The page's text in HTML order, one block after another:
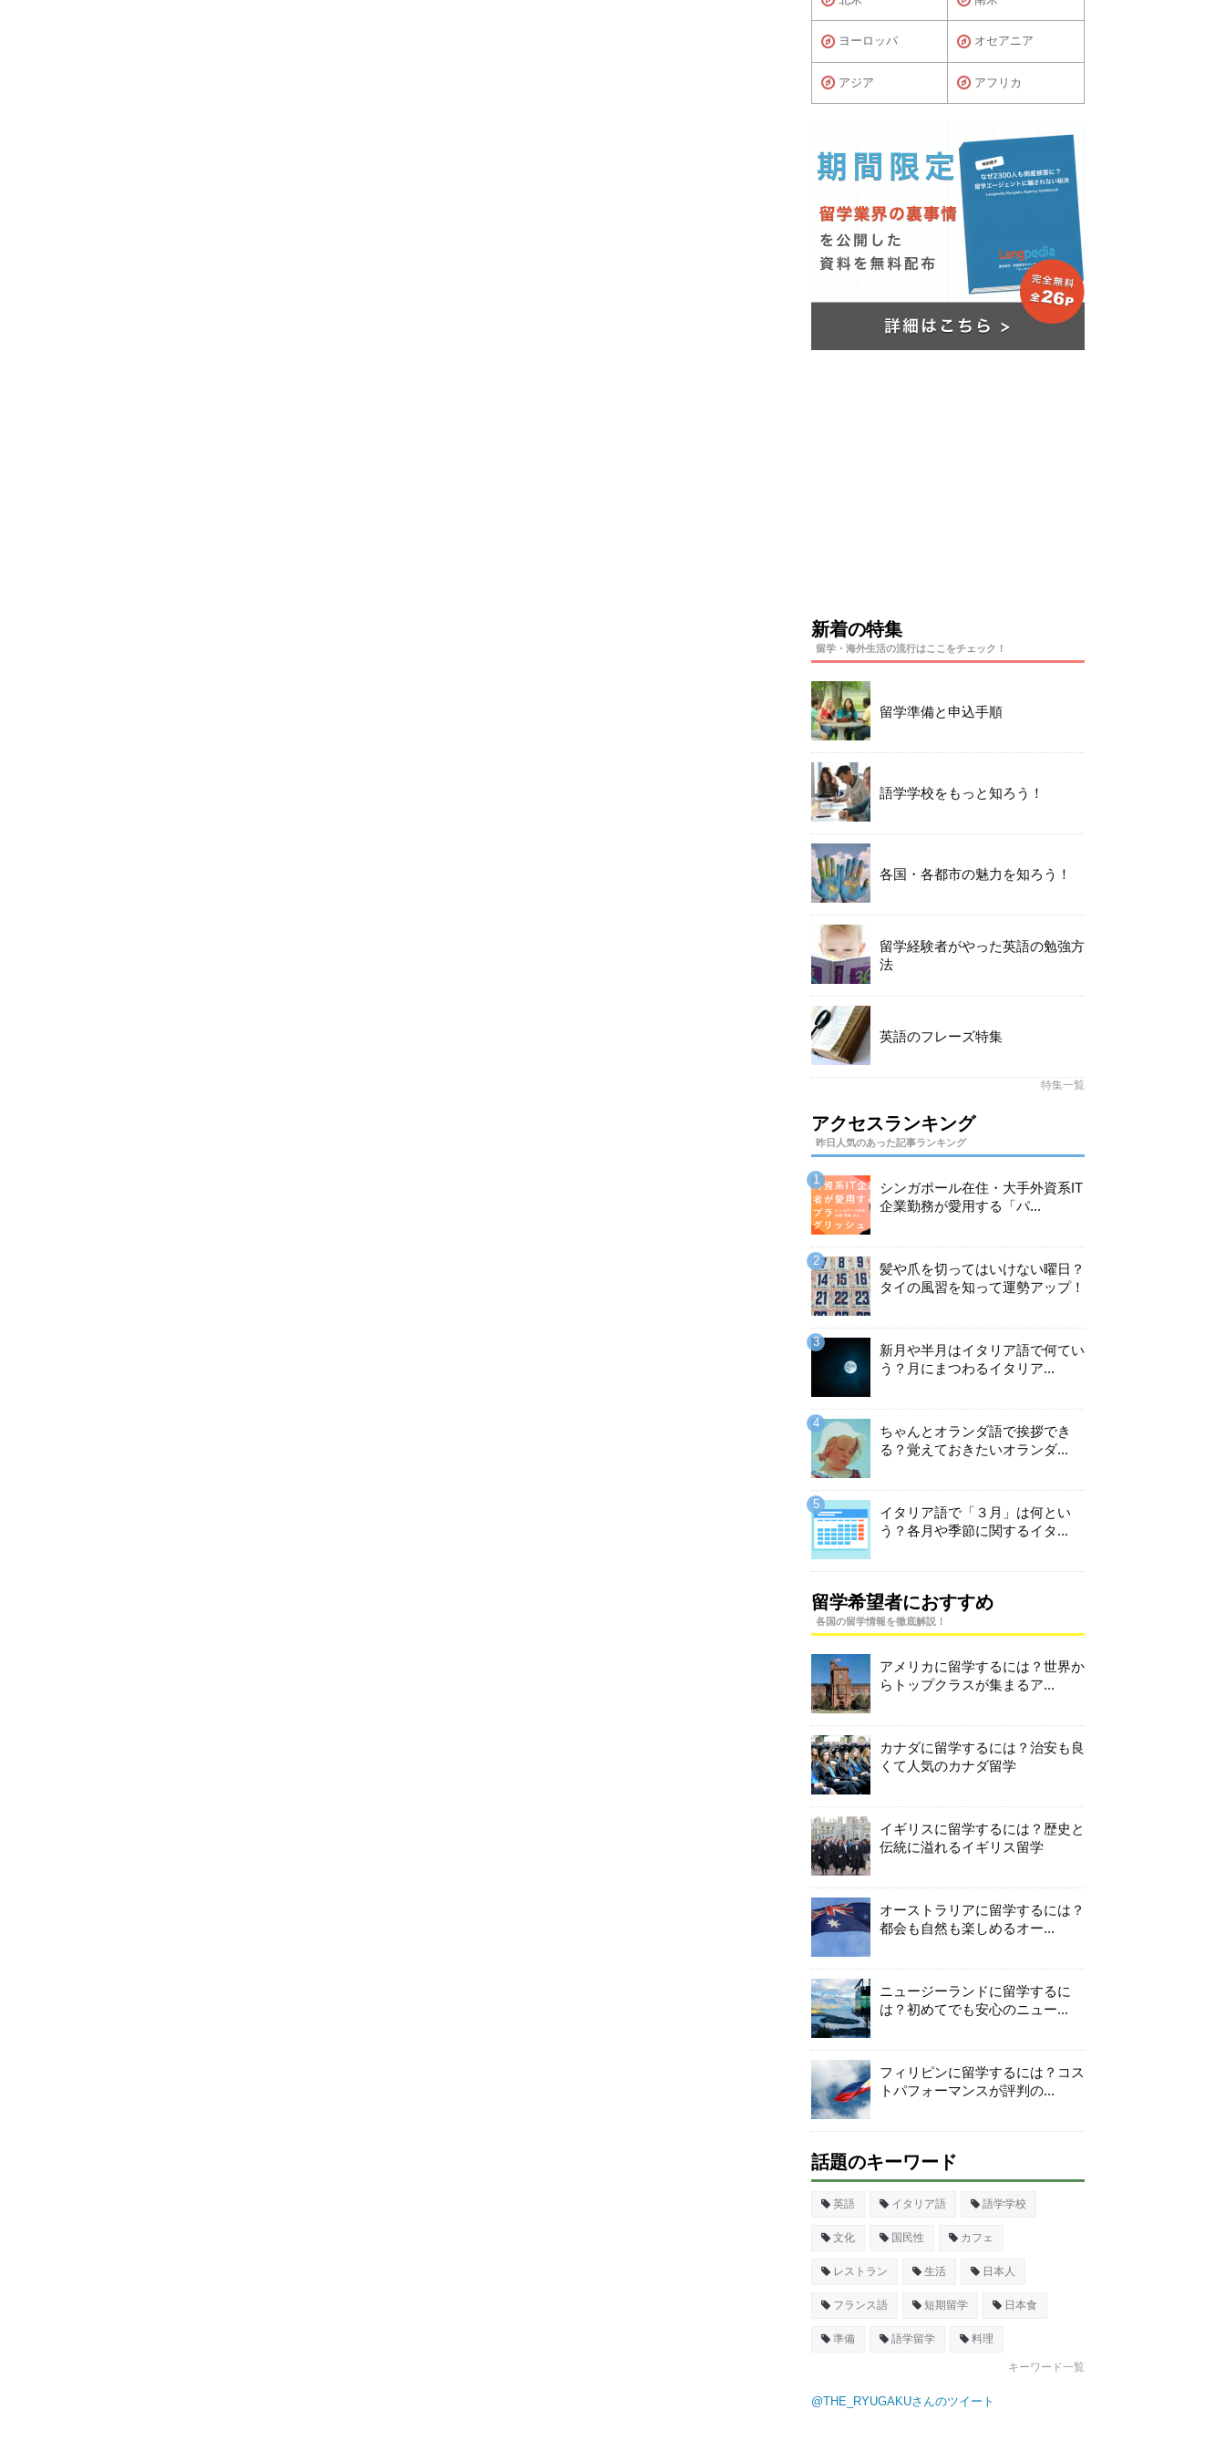
ヨーロッパ オセアニア
アジア アフリカ
新着の特集
留学・海外生活の流行はここをチェック！
留学準備と申込手順
語学学校をもっと知ろう！
各国・各都市の魅力を知ろう！
留学経験者がやった英語の勉強方
法
英語のフレーズ特集
特集一覧
アクセスランキング
昨日人気のあった記事ランキング
シンガポール在住・大手外資系IT
企業勤務が愛用する「パ...
髪や爪を切ってはいけない曜日？
タイの風習を知って運勢アップ！
新月や半月はイタリア語で何てい
う？月にまつわるイタリア...
ちゃんとオランダ語で挨拶でき
る？覚えておきたいオランダ...
イタリア語で「３月」は何とい
う？各月や季節に関するイタ...
留学希望者におすすめ
各国の留学情報を徹底解説！
アメリカに留学するには？世界か
らトップクラスが集まるア...
カナダに留学するには？治安も良
くて人気のカナダ留学
イギリスに留学するには？歴史と
伝統に溢れるイギリス留学
オーストラリアに留学するには？
都会も自然も楽しめるオー...
ニュージーランドに留学するに
は？初めてでも安心のニュー...
フィリピンに留学するには？コス
トパフォーマンスが評判の...
話題のキーワード
英語 イタリア語 語学学校
文化 国民性 カフェ
レストラン 生活 日本人
フランス語 短期留学 日本食
準備 語学留学 料理
キーワード一覧
@THE_RYUGAKUさんのツイート